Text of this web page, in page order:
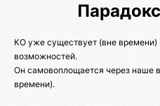
КО уже существует (вне времени)
возможностей.
Он самовоплощается через наше
времени).